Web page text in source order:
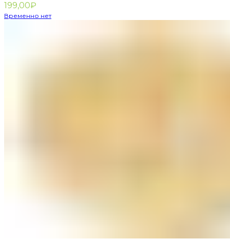
199,00₽
Временно нет